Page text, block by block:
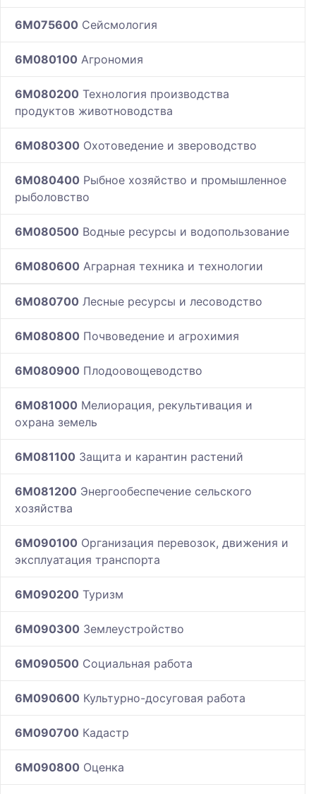
6M075600 Сейсмология
6M080100 Агрономия
6M080200 Технология производства
продуктов животноводства
6M080300 Охотоведение и звероводство
6M080400 Рыбное хозяйство и промышленное
рыболовство
6M080500 Водные ресурсы и водопользование
6M080600 Аграрная техника и технологии
6M080700 Лесные ресурсы и лесоводство
6M080800 Почвоведение и агрохимия
6M080900 Плодоовощеводство
6M081000 Мелиорация, рекультивация и
охрана земель
6M081100 Защита и карантин растений
6M081200 Энергообеспечение сельского
хозяйства
6M090100 Организация перевозок, движения и
эксплуатация транспорта
6M090200 Туризм
6M090300 Землеустройство
6M090500 Социальная работа
6M090600 Культурно-досуговая работа
6M090700 Кадастр
6M090800 Оценка